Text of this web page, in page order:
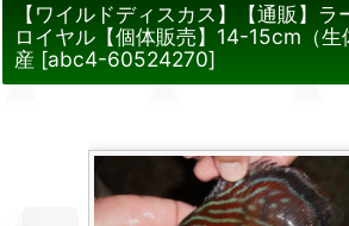
【ワイルドディスカス】【通販】
ロイヤル【個体販売】14-15cm（生
産 [abc4-60524270]